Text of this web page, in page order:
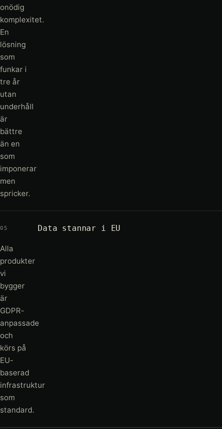
onödig
komplexitet.
En
lösning
som
funkar i
tre år
utan
underhåll
är
bättre
än en
som
imponerar
men
spricker.
05 Data stannar i EU
Alla
produkter
vi
bygger
är
GDPR-
anpassade
och
körs på
EU-
baserad
infrastruktur
som
standard.